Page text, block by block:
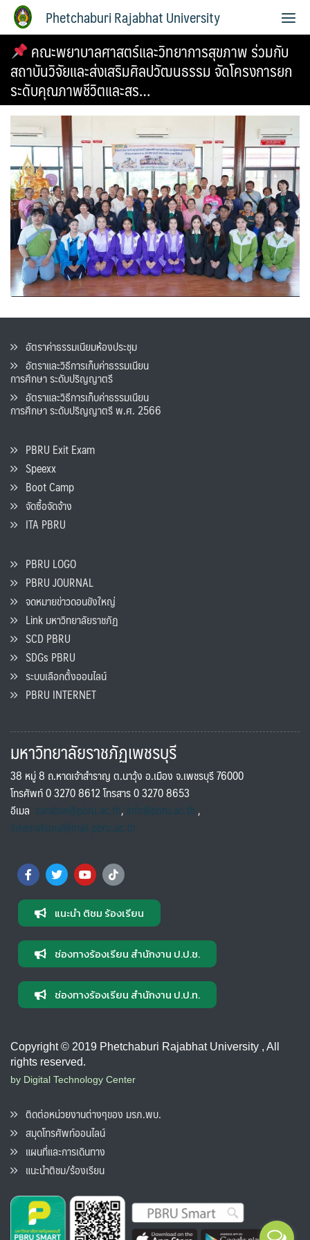
Phetchaburi Rajabhat University
คณะพยาบาลศาสตร์และวิทยาการสุขภาพ ร่วมกับ
สถาบันวิจัยและส่งเสริมศิลปวัฒนธรรม จัดโครงการยก
ระดับคุณภาพชีวิตและสร…
อัตราค่าธรรมเนียมห้องประชุม
อัตราและวิธีการเก็บค่าธรรมเนียน
การศึกษา ระดับปริญญาตรี
อัตราและวิธีการเก็บค่าธรรมเนียน
การศึกษา ระดับปริญญาตรี พ.ศ. 2566
PBRU Exit Exam
Speexx
Boot Camp
จัดซื้อจัดจ้าง
ITA PBRU
PBRU LOGO
PBRU JOURNAL
จดหมายข่าวดอนขังใหญ่
Link มหาวิทยาลัยราชภัฏ
SCD PBRU
SDGs PBRU
ระบบเลือกตั้งออนไลน์
PBRU INTERNET
มหาวิทยาลัยราชภัฏเพชรบุรี
38 หมู่ 8 ถ.หาดเจ้าสำราญ ต.นาวุ้ง อ.เมือง จ.เพชรบุรี 76000
โทรศัพท์ 0 3270 8612 โทรสาร 0 3270 8653
อีเมล saraban@pbru.ac.th, info@pbru.ac.th,
international@mail.pbru.ac.th
แนะนำ ติชม ร้องเรียน
ช่องทางร้องเรียน สำนักงาน ป.ป.ช.
ช่องทางร้องเรียน สำนักงาน ป.ป.ท.
Copyright © 2019 Phetchaburi Rajabhat University , All
rights reserved.
by Digital Technology Center
ติดต่อหน่วยงานต่างๆของ มรภ.พบ.
สมุดโทรศัพท์ออนไลน์
แผนที่และการเดินทาง
แนะนำติชม/ร้องเรียน